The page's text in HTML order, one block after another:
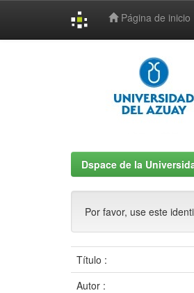
Página de inicio
Dspace de la
Por favor, use este
Título :
Autor :